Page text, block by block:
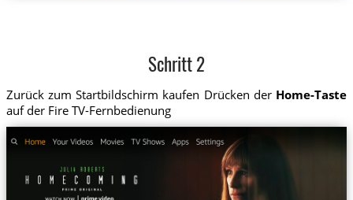
Schritt 2
Zurück zum Startbildschirm kaufen Drücken der Home-Taste
auf der Fire TV-Fernbedienung